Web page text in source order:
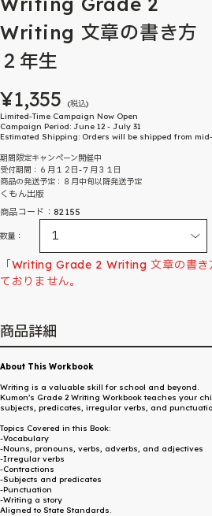
Writing 文章の書き方
２年生
¥1,355
(税込)
Limited-Time Campaign Now Open
Campaign Period: June 12 - July 31
Estimated Shipping: Orders will be shipped from
期間限定キャンペーン開催中
受付期間：６月１２日-７月３１日
商品の発送予定：８月中旬以降発送予定
くもん出版
商品コード：82155
数量：
「Writing Grade 2 Writing 文章の書
ておりません。
商品詳細
About This Workbook
Writing is a valuable skill for school and beyond.
Kumon’s Grade 2 Writing Workbook teaches your
subjects, predicates, irregular verbs, and
Topics Covered in this Book:
-Vocabulary
-Nouns, pronouns, verbs, adverbs, and adjectives
-Irregular verbs
-Contractions
-Subjects and predicates
-Punctuation
-Writing a story
Aligned to State Standards.